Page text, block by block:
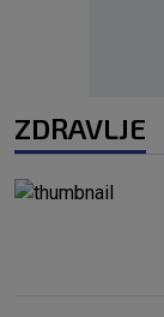
ZDRAVLJE